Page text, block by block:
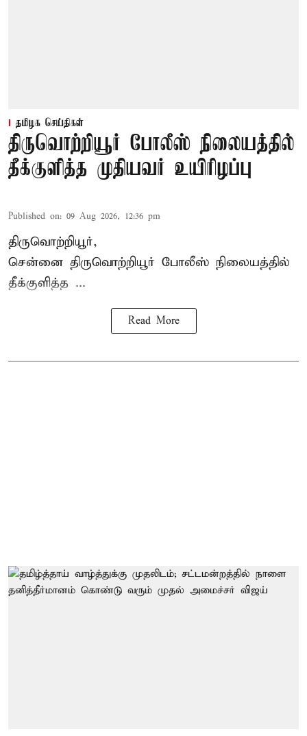
தமிழக செய்திகள்
திருவொற்றியூர் போலீஸ் நிலையத்தில்
தீக்குளித்த முதியவர் உயிரிழப்பு
Published on: 09 Aug 2026, 12:36 pm
திருவொற்றியூர்,
சென்னை திருவொற்றியூர் போலீஸ் நிலையத்தில்
தீக்குளித்த ...
Read More